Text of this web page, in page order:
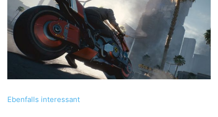
Ebenfalls interessant